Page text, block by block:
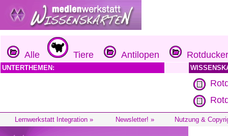
Alle Tiere Antilopen Rotducker
UNTERTHEMEN:
Lernwerkstatt Integration » Newsletter! » Nutzung &